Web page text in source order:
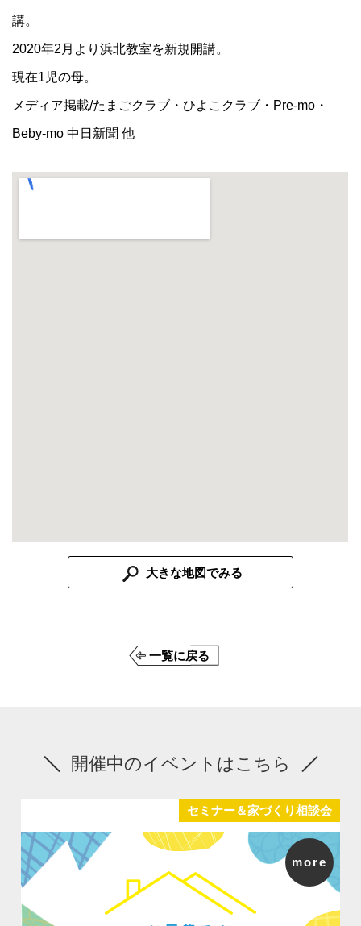
講。
2020年2月より浜北教室を新規開講。
現在1児の母。
メディア掲載/たまごクラブ・ひよこクラブ・Pre-mo・
Beby-mo 中日新聞 他
大きな地図でみる
一覧に戻る
開催中のイベントはこちら
セミナー＆家づくり相談会
more